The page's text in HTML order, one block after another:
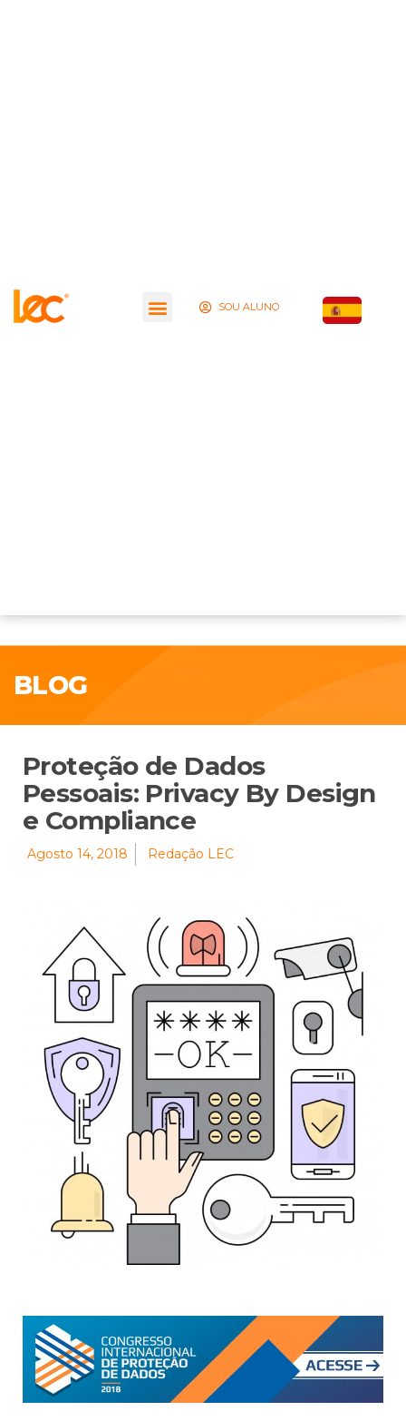
SOU ALUNO
BLOG
Proteção de Dados
Pessoais: Privacy By Design
e Compliance
Agosto 14, 2018 Redação LEC